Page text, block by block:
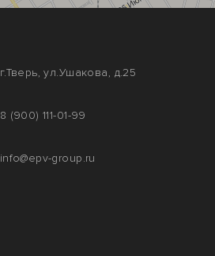
г.Тверь, ул.Ушакова, д.25
8 (900) 111-01-99
info@epv-group.ru